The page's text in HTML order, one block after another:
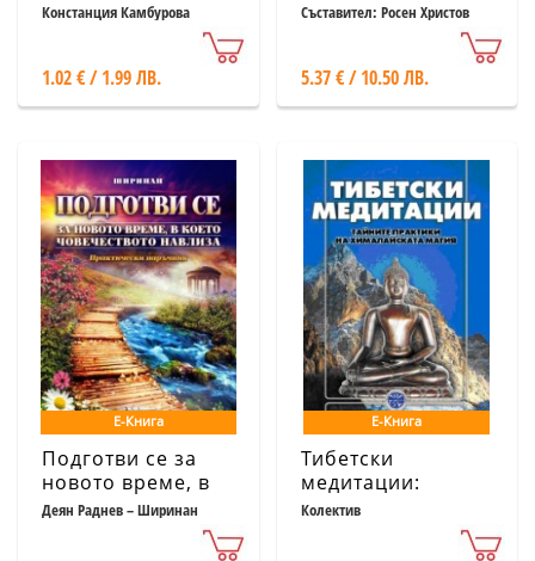
Констанция Камбурова
1.02 € / 1.99 ЛВ.
приказки
Съставител: Росен Христов
5.37 € / 10.50 ЛВ.
Е-Книга
Подготви се за
новото време, в
което
Деян Раднев – Ширинан
Е-Книга
Тибетски
медитации:
Тайните практики
на Хималайската
Колектив